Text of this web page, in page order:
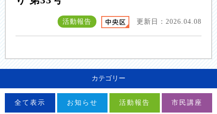
活動報告 更新日：2026.04.08
カテゴリー
全て表示 お知らせ 活動報告 市民講座